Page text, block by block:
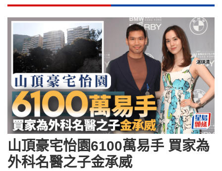
山頂豪宅怡園6100萬易手 買家為
外科名醫之子金承威